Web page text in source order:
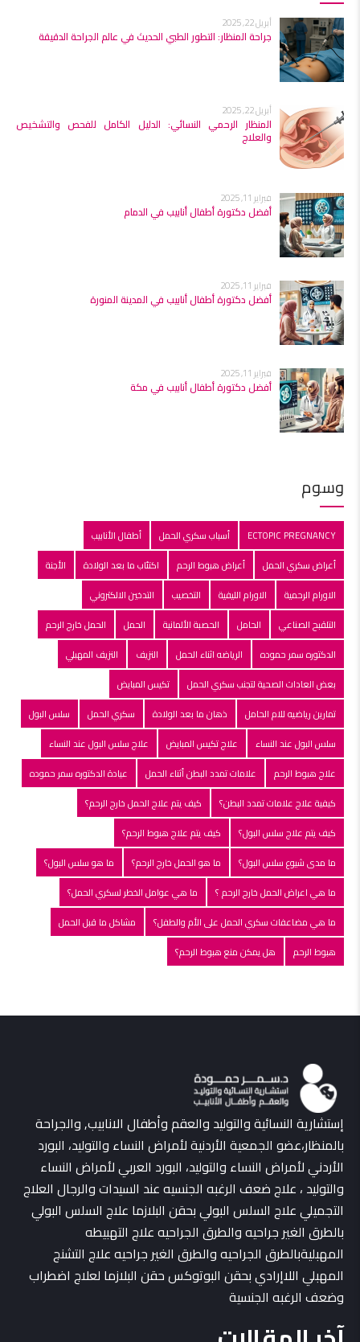
أبريل 22, 2025
جراحة المنظار: التطور الطبي الحديث في عالم الجراحة الدقيقة
أبريل 22, 2025
المنظار الرحمي النسائي: الدليل الكامل للفحص والتشخيص
والعلاج
فبراير 11, 2025
أفضل دكتورة أطفال أنابيب في الدمام
فبراير 11, 2025
أفضل دكتورة أطفال أنابيب في المدينة المنورة
فبراير 11, 2025
أفضل دكتورة أطفال أنابيب في مكة
وسوم
ECTOPIC PREGNANCY أسباب سكري الحمل
أطفال الأنابيب
أعراض سكري الحمل
أعراض هبوط الرحم اكتئاب ما بعد الولادة
الأجنة
الاورام الرحمية
الاورام الليفية التخصيب
التدخين الالكتروني
التلقبح الصناعي
الحامل الحصبة الألمانية الحمل
الحمل خارج الرحم
الدكتوره سمر حموده
الرياضه اثناء الحمل النزيف
النزيف المهبلي
بعض العادات الصحية لتجنب سكري الحمل
تكيس المبايض
تمارين رياضيه للام الحامل
ذهان ما بعد الولادة سكري الحمل
سلس البول
سلس البول عند النساء
علاج تكيس المبايض
علاج سلس البول عند النساء
علاج هبوط الرحم
علامات تمدد البطن أثناء الحمل
عيادة الدكتوره سمر حموده
كيفية علاج علامات تمدد البطن؟
كيف يتم علاج الحمل خارج الرحم؟
كيف يتم علاج سلس البول؟
كيف يتم علاج هبوط الرحم؟
ما مدى شيوع سلس البول؟
ما هو الحمل خارج الرحم؟
ما هو سلس البول؟
ما هي اعراض الحمل خارج الرحم ؟
ما هي عوامل الخطر لسكري الحمل؟
ما هي مضاعفات سكري الحمل على الأم والطفل؟
مشاكل ما قبل الحمل
هبوط الرحم
هل يمكن منع هبوط الرحم؟
إستشارية النسائية والتوليد والعقم وأطفال الانابيب, والجراحة
بالمنظار،عضو الجمعية الأردنية لأمراض النساء والتوليد، البورد
الأردني لأمراض النساء والتوليد، البورد العربي لأمراض النساء
والتوليد ، علاج ضعف الرغبه الجنسيه عند السيدات والرجال العلاج
التجميلي علاج السلس البولي بحقن البلازما علاج السلس البولي
بالطرق الغير جراحيه والطرق الجراحيه علاج التهبيطه
المهبليةبالطرق الجراحيه والطرق الغير جراحيه علاج التشنج
المهبلي اللاإرادي بحقن البوتوكس حقن البلازما لعلاج اضطراب
وضعف الرغبه الجنسية